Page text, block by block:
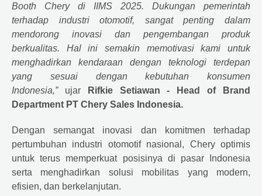
Booth Cherydi IIMS 2025. Dukungan pemerintah
terhadap industri otomotif, sangat penting dalam
mendorong inovasi dan pengembangan produk
berkualitas. Hal ini semakin memotivasi kami untuk
menghadirkan kendaraan dengan teknologi terdepan
yang sesuai dengan kebutuhan konsumen
Indonesia,” ujar
Rifkie Setiawan - Head of Brand
Department PT Chery Sales Indonesia.
Dengan semangat inovasi dan komitmen terhadap
pertumbuhan industri otomotif nasional, Cheryoptimis
untuk terus memperkuat posisinya di pasar Indonesia
serta menghadirkan solusi mobilitas yang modern,
efisien, dan berkelanjutan.